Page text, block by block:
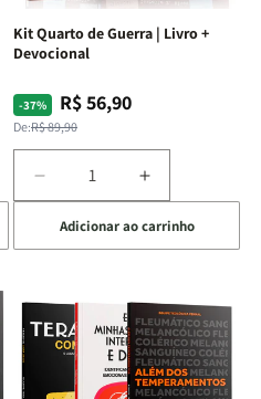
Kit Quarto de Guerra | Livro +
Devocional
-37%
Preço
normal
De:R$ 89,90
Preço
promocional
R$ 56,90
Diminuir
a
quantidade
de
Quarto
de
Guerra
Livro
Aumentar
a
quantidade
de
Quarto
de
Guerra
|
Livro
Adicionar ao carrinho